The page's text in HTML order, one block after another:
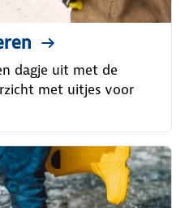
dagje uit met de
met uitjes voor